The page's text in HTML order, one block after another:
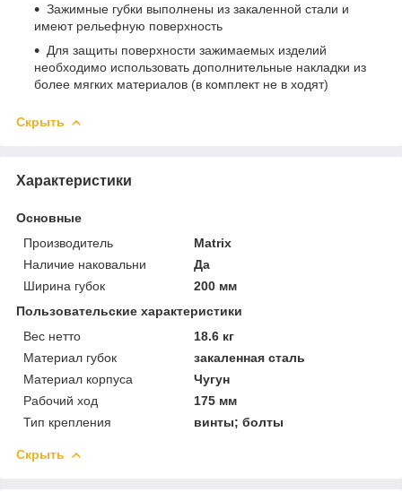
Зажимные губки выполнены из закаленной стали и
имеют рельефную поверхность
Для защиты поверхности зажимаемых изделий
необходимо использовать дополнительные накладки из
более мягких материалов (в комплект не в ходят)
Скрыть
Характеристики
Основные
Производитель
Matrix
Наличие наковальни
Да
Ширина губок
200 мм
Пользовательские характеристики
Вес нетто
18.6 кг
Материал губок
закаленная сталь
Материал корпуса
Чугун
Рабочий ход
175 мм
Тип крепления
винты; болты
Скрыть